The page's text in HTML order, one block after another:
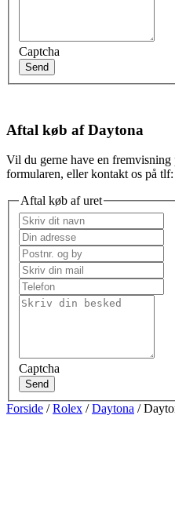
Captcha
Send
Aftal køb af Daytona
Vil du gerne have en
formularen, eller kontakt os på
Aftal køb af uret
Captcha
Send
Forside /Rolex /Daytona /